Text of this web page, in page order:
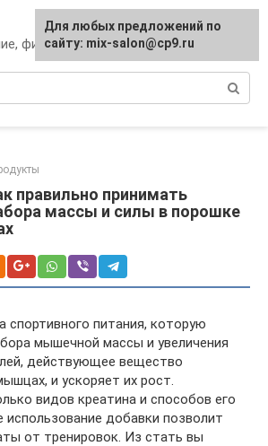
фитнес, образ жизни
правильно принимать
массы и силы в порошке
спортивного питания, которую
мышечной массы и увеличения
действующее вещество
и ускоряет их рост.
видов креатина и способов его
использование добавки позволит
от тренировок. Из стать вы
Для любых предложений по
сайту: mix-salon@cp9.ru